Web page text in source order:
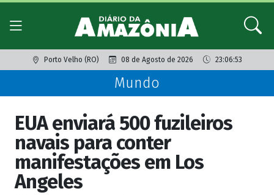
Porto Velho (RO) 08 de Agosto de 2026 23:06:53
Mundo
EUA enviará 500 fuzileiros
navais para conter
manifestações em Los
Angeles